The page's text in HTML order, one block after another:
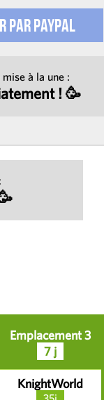
à la une :
! 🥳
Emplacement 3
7 j
KnightWorld